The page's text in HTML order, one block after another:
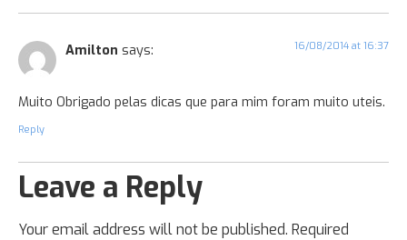
Amilton says: 16/08/2014 at 16:37
Muito Obrigado pelas dicas que para mim foram muito uteis.
Reply
Leave a Reply
Your email address will not be published. Required